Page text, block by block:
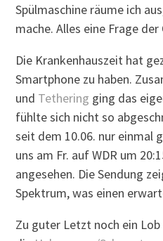
Spülmaschine räume ich
mache. Alles eine Frage
Die Krankenhauszeit hat
Smartphone zu haben.
und Tethering ging das
fühlte sich nicht so
seit dem 10.06. nur einmal
uns am Fr. auf WDR um
angesehen. Die Sendung
Spektrum, was einen
Zu guter Letzt noch ein Lob